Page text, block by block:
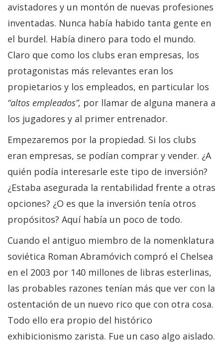
avistadores y un montón de nuevas profesiones
inventadas. Nunca había habido tanta gente en
el burdel. Había dinero para todo el mundo.
Claro que como los clubs eran empresas, los
protagonistas más relevantes eran los
propietarios y los empleados, en particular los
“altos empleados”, por llamar de alguna manera a
los jugadores y al primer entrenador.
Empezaremos por la propiedad. Si los clubs
eran empresas, se podían comprar y vender. ¿A
quién podía interesarle este tipo de inversión?
¿Estaba asegurada la rentabilidad frente a otras
opciones? ¿O es que la inversión tenía otros
propósitos? Aquí había un poco de todo.
Cuando el antiguo miembro de la nomenklatura
soviética Roman Abramóvich compró el Chelsea
en el 2003 por 140 millones de libras esterlinas,
las probables razones tenían más que ver con la
ostentación de un nuevo rico que con otra cosa.
Todo ello era propio del histórico
exhibicionismo zarista. Fue un caso algo aislado.